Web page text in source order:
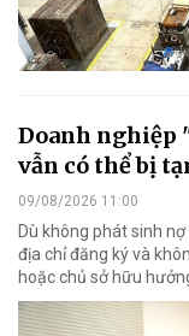
Doanh nghiệp
vẫn có thể bị
09/08/2026 11:00
Dù không phát sinh
địa chỉ đăng ký và
hoặc chủ sở hữu